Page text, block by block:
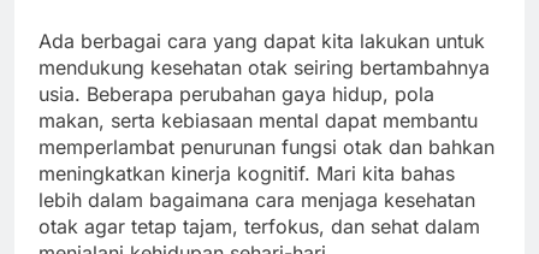
Ada berbagai cara yang dapat kita lakukan untuk
mendukung kesehatan otak seiring bertambahnya
usia. Beberapa perubahan gaya hidup, pola
makan, serta kebiasaan mental dapat membantu
memperlambat penurunan fungsi otak dan bahkan
meningkatkan kinerja kognitif. Mari kita bahas
lebih dalam bagaimana cara menjaga kesehatan
otak agar tetap tajam, terfokus, dan sehat dalam